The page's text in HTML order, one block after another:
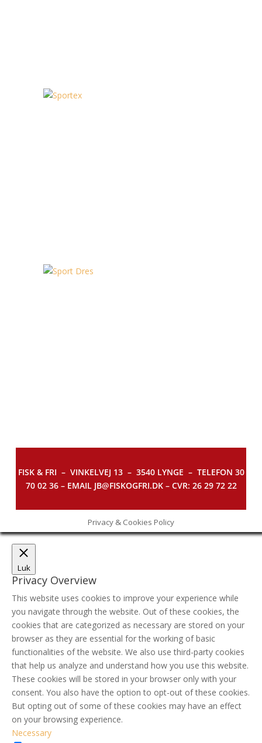
FISK & FRI – VINKELVEJ 13 – 3540 LYNGE – TELEFON 30
70 02 36 – EMAIL JB@FISKOGFRI.DK – CVR: 26 29 72 22
Privacy & Cookies Policy
Luk
Privacy Overview
This website uses cookies to improve your experience while
you navigate through the website. Out of these cookies, the
cookies that are categorized as necessary are stored on your
browser as they are essential for the working of basic
functionalities of the website. We also use third-party cookies
that help us analyze and understand how you use this website.
These cookies will be stored in your browser only with your
consent. You also have the option to opt-out of these cookies.
But opting out of some of these cookies may have an effect
on your browsing experience.
Necessary